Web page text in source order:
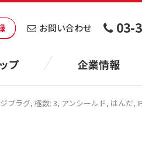
お問い合わせ 03-
プ 企業情報
プラグ, 極数: 3, アンシールド, はんだ,